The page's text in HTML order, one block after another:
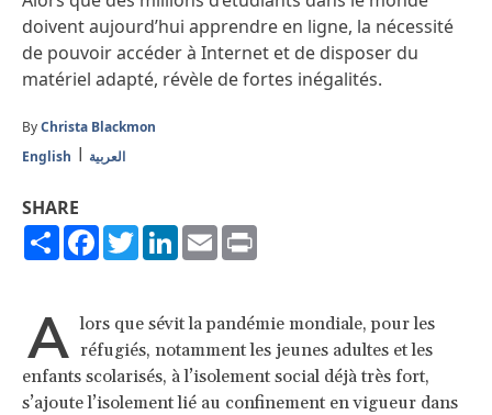
doivent aujourd’hui apprendre en ligne, la nécessité
de pouvoir accéder à Internet et de disposer du
matériel adapté, révèle de fortes inégalités.
ByChrista Blackmon
English
العربية
SHARE
ShareFacebook
TwitterLinkedIn
Email
A lors que sévit la pandémie mondiale, pour les
réfugiés, notamment les jeunes adultes et les
enfants scolarisés, à l’isolement social déjà très fort,
s’ajoute l’isolement lié au confinement en vigueur dans